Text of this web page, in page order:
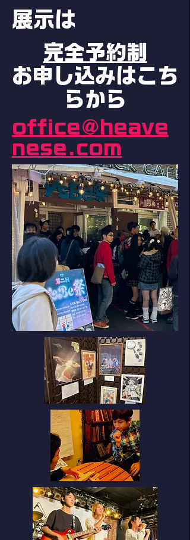
展示は
完全予約制
​お申し込みはこち
らから
office@heave
nese.com